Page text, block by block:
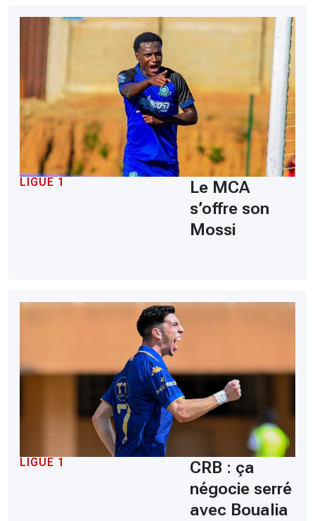
LIGUE 1
Le MCA
s’offre son
Mossi
LIGUE 1
CRB : ça
négocie serré
avec Boualia